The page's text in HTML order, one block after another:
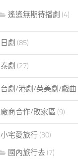
遙遙無期待播劇 (4)
日劇 (85)
泰劇 (27)
台劇/港劇/英美劇/戲曲
廠商合作/敗家區 (9)
小宅愛旅行 (30)
國內旅行去 (7)